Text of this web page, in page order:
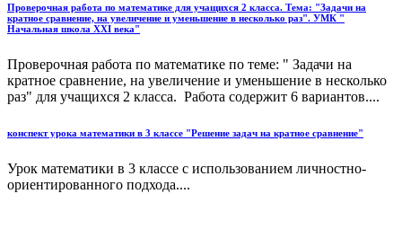
Проверочная работа по математике для учащихся 2 класса. Тема: "Задачи на
кратное сравнение, на увеличение и уменьшение в несколько раз". УМК "
Начальная школа XXI века"
Проверочная работа по математике по теме: " Задачи на
кратное сравнение, на увеличение и уменьшение в несколько
раз" для учащихся 2 класса. Работа содержит 6 вариантов....
конспект урока математики в 3 классе "Решение задач на кратное сравнение"
Урок математики в 3 классе с использованием личностно-
ориентированного подхода....